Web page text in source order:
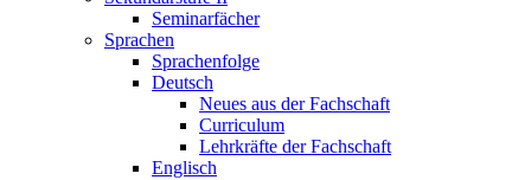
Seminarfächer
Sprachen
Sprachenfolge
Deutsch
Neues aus der Fachschaft
Curriculum
Lehrkräfte der Fachschaft
Englisch